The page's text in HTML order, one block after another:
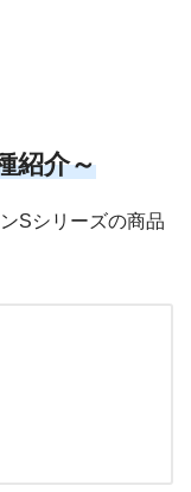
紹介～
Sシリーズの商品